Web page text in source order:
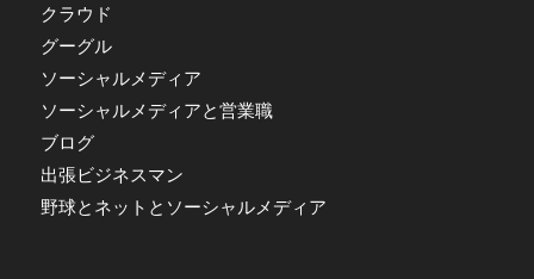
クラウド
グーグル
ソーシャルメディア
ソーシャルメディアと営業職
ブログ
出張ビジネスマン
野球とネットとソーシャルメディア